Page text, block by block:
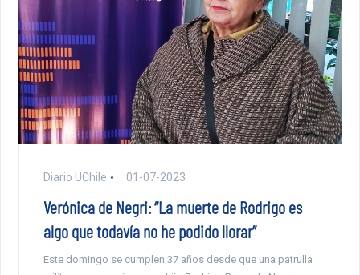
Diario UChile 01-07-2023
Verónica de Negri: “La muerte de Rodrigo es
algo que todavía no he podido llorar”
Este domingo se cumplen 37 años desde que una patrulla